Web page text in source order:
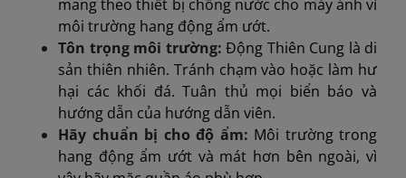
mang theo thiết bị chống nước cho máy ảnh vì
môi trường hang động ẩm ướt.
Tôn trọng môi trường: Động Thiên Cung là di
sản thiên nhiên. Tránh chạm vào hoặc làm hư
hại các khối đá. Tuân thủ mọi biển báo và
hướng dẫn của hướng dẫn viên.
Hãy chuẩn bị cho độ ẩm: Môi trường trong
hang động ẩm ướt và mát hơn bên ngoài, vì